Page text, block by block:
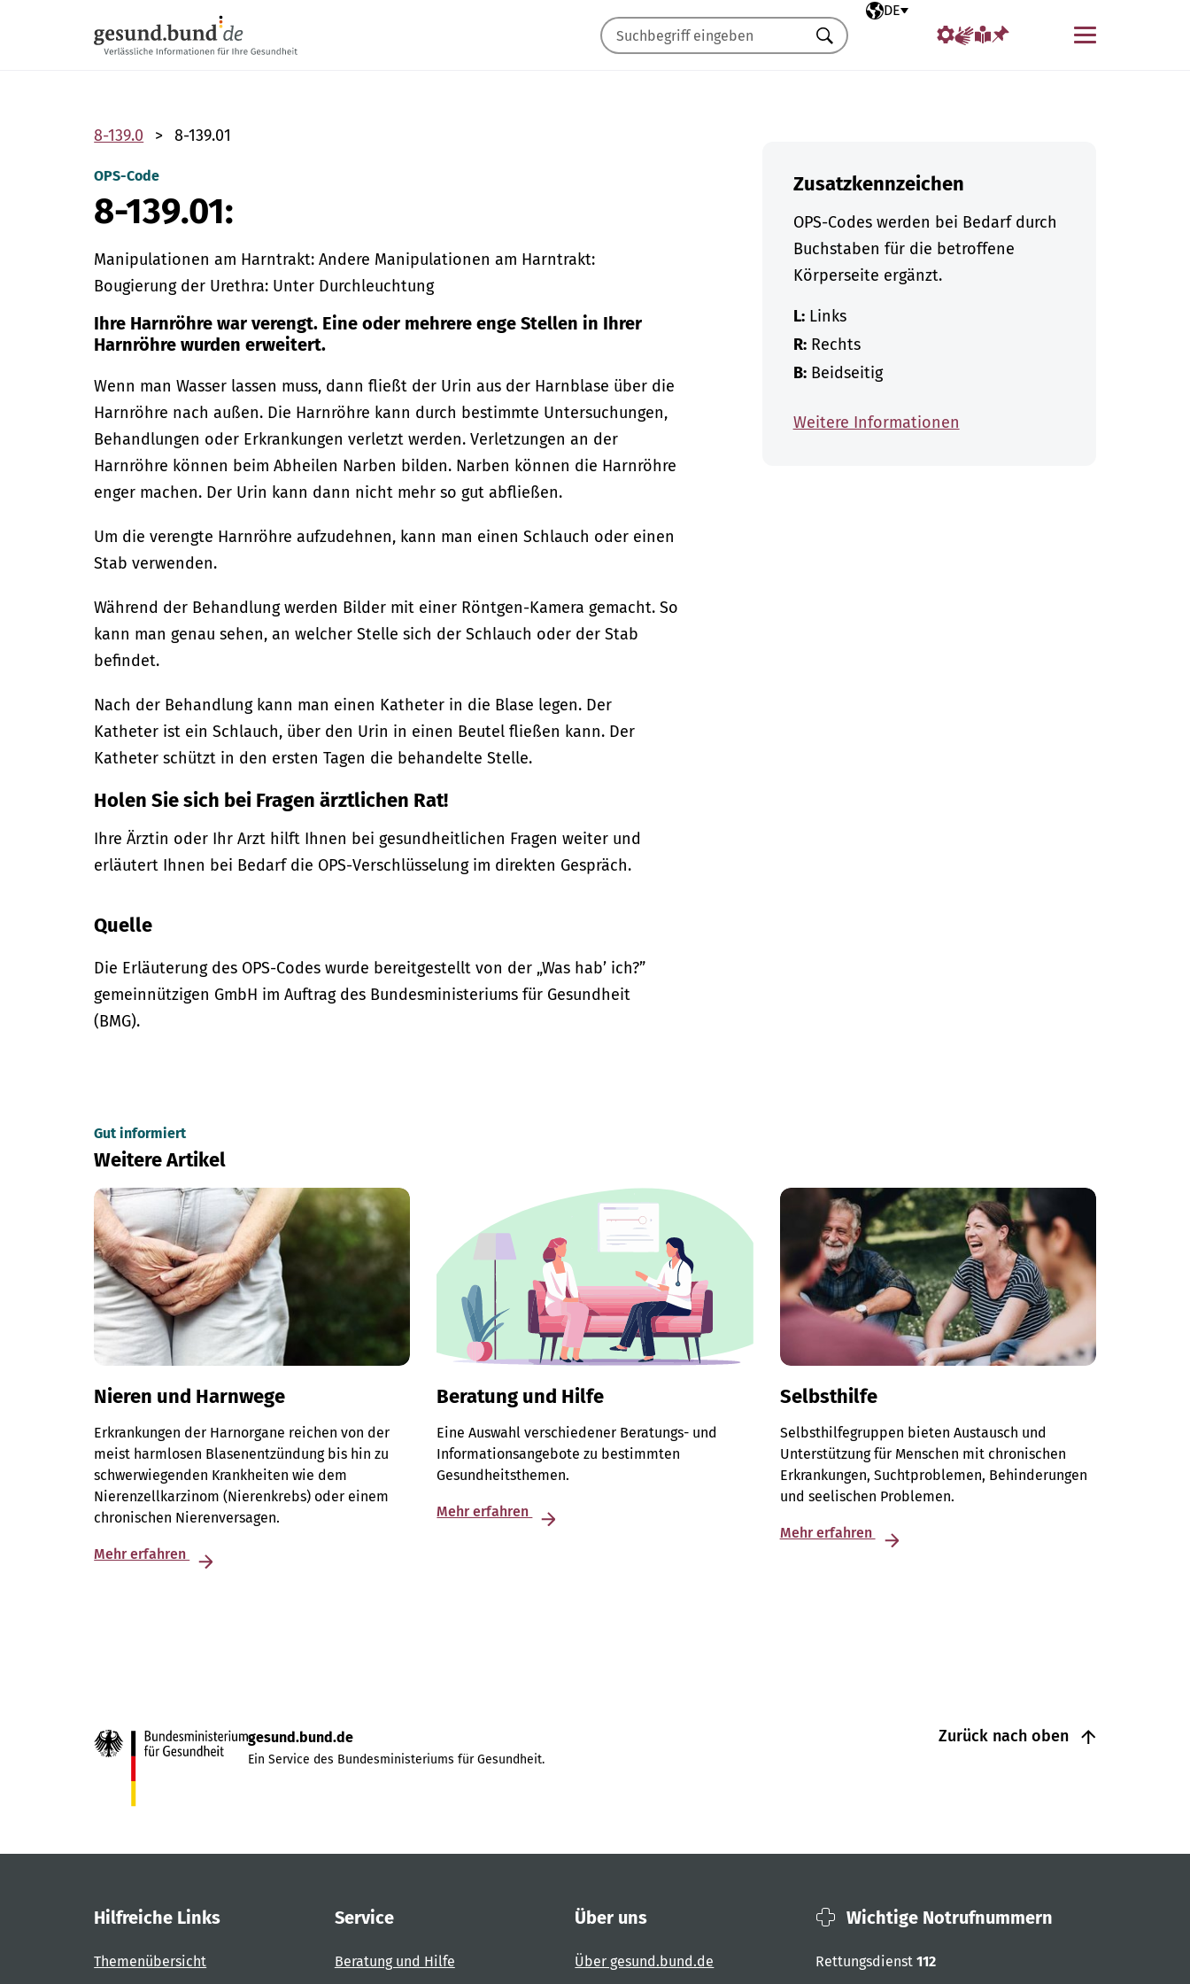
Ausgewählte Sprache
DE
Menü
Suchen
8-139.0 8-139.01
OPS-Code
8-139.01:
Manipulationen am Harntrakt: Andere Manipulationen am Harntrakt:
Bougierung der Urethra: Unter Durchleuchtung
Ihre Harnröhre war verengt. Eine oder mehrere enge Stellen in Ihrer
Harnröhre wurden erweitert.
Wenn man Wasser lassen muss, dann fließt der Urin aus der Harnblase über die
Harnröhre nach außen. Die Harnröhre kann durch bestimmte Untersuchungen,
Behandlungen oder Erkrankungen verletzt werden. Verletzungen an der
Harnröhre können beim Abheilen Narben bilden. Narben können die Harnröhre
enger machen. Der Urin kann dann nicht mehr so gut abfließen.
Um die verengte Harnröhre aufzudehnen, kann man einen Schlauch oder einen
Stab verwenden.
Während der Behandlung werden Bilder mit einer Röntgen-Kamera gemacht. So
kann man genau sehen, an welcher Stelle sich der Schlauch oder der Stab
befindet.
Nach der Behandlung kann man einen Katheter in die Blase legen. Der
Katheter ist ein Schlauch, über den Urin in einen Beutel fließen kann. Der
Katheter schützt in den ersten Tagen die behandelte Stelle.
Holen Sie sich bei Fragen ärztlichen Rat!
Ihre Ärztin oder Ihr Arzt hilft Ihnen bei gesundheitlichen Fragen weiter und
erläutert Ihnen bei Bedarf die OPS-Verschlüsselung im direkten Gespräch.
Quelle
Die Erläuterung des OPS-Codes wurde bereitgestellt von der „Was hab’ ich?”
gemeinnützigen GmbH im Auftrag des Bundesministeriums für Gesundheit
(BMG).
Zusatzkennzeichen
OPS-Codes werden bei Bedarf durch
Buchstaben für die betroffene
Körperseite ergänzt.
L:Links
R:Rechts
B:Beidseitig
Weitere Informationen
Gut informiert
Weitere Artikel
Nieren und Harnwege
Erkrankungen der Harnorgane reichen von der
meist harmlosen Blasenentzündung bis hin zu
schwerwiegenden Krankheiten wie dem
Nierenzellkarzinom (Nierenkrebs) oder einem
chronischen Nierenversagen.
Mehr erfahren
Beratung und Hilfe
Eine Auswahl verschiedener Beratungs- und
Informationsangebote zu bestimmten
Gesundheitsthemen.
Mehr erfahren
Selbsthilfe
Selbsthilfegruppen bieten Austausch und
Unterstützung für Menschen mit chronischen
Erkrankungen, Suchtproblemen, Behinderungen
und seelischen Problemen.
Mehr erfahren
Zurück nach oben
gesund.bund.de
Ein Service des Bundesministeriums für Gesundheit.
Hilfreiche Links
Themenübersicht
Service
Beratung und Hilfe
Über uns
Über gesund.bund.de
Wichtige Notrufnummern
Rettungsdienst 112